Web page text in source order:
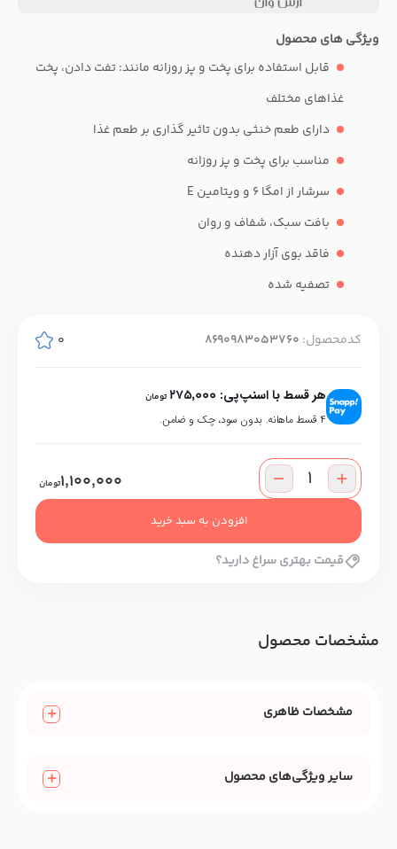
ویژگی های محصول
قابل استفاده برای پخت و پز روزانه مانند: تفت دادن، پخت
غذاهای مختلف
دارای طعم خنثی بدون تاثیر گذاری بر طعم غذا
مناسب برای پخت و پز روزانه
سرشار از امگا 6 و ویتامین E
بافت سبک، شفاف و روان
فاقد بوی آزار دهنده
تصفیه شده
کدمحصول: 8690983053760
0
هر قسط با اسنپ‌پی: 275,000 تومان
۴ قسط ماهانه. بدون سود، چک و ضامن.
1,100,000تومان
افزودن به سبد خرید
قیمت بهتری سراغ دارید؟
مشخصات محصول
مشخصات ظاهری
سایر ویژگی‌های محصول